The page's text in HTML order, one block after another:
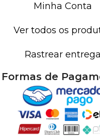
Minha Conta
Ver todos os
Rastrear entrega
Formas de